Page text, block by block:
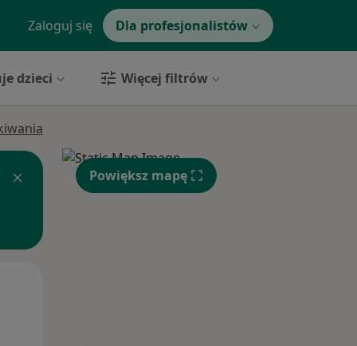
Zaloguj się Dla profesjonalistów
dzieci Więcej filtrów
Powiększ mapę